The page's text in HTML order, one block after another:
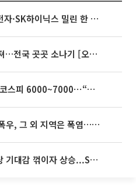
[베스트&워스트] 삼성전자·SK하이닉스 밀린 한 주…상상인증권은 85% 급등
35도 안팎 무더위 이어져…전국 곳곳 소나기 [오늘 날씨]
[주간증시전망] 다음주 코스피 6000~7000⋯“外人 수급은 정책이 변수”
동해안은 시간당 80㎜ 폭우, 그 외 지역은 폭염…‘극과 극 날씨’
뉴욕증시, 연준 금리인상 기대감 꺾이자 상승...S&P500 사상 최고치 [종합]